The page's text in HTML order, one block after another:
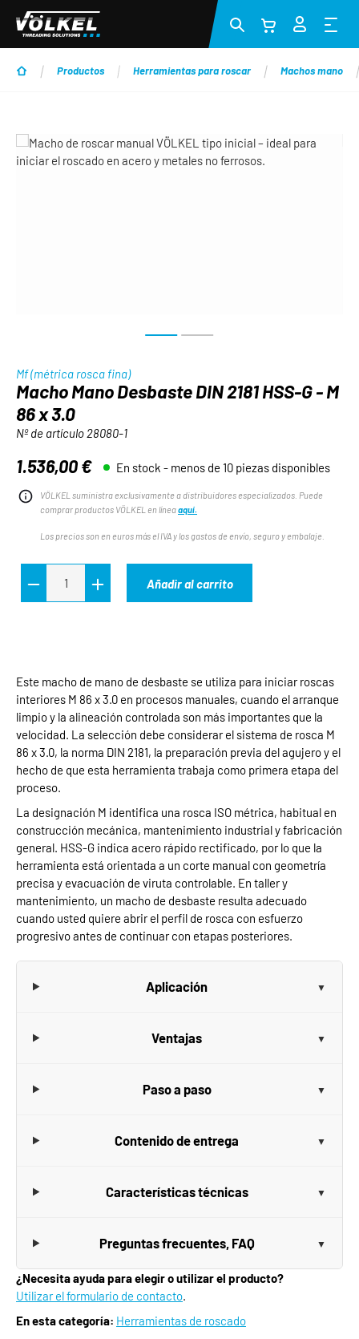
Saltar al contenido principal
Productos Herramientas para roscar Machos mano
Omitir galería de imágenes
Mf (métrica rosca fina)
Macho Mano Desbaste DIN 2181 HSS-G - M
86 x 3.0
Nº de artículo 28080-1
Precio normal:
1.536,00 € En stock - menos de 10 piezas disponibles
VÖLKEL suministra exclusivamente a distribuidores especializados. Puede
comprar productos VÖLKEL en líneaaquí.
Los precios son en euros más el IVA y los gastos de envío, seguro y embalaje.
Añadir al carrito
Este macho de mano de desbaste se utiliza para iniciar roscas
interiores M 86 x 3.0 en procesos manuales, cuando el arranque
limpio y la alineación controlada son más importantes que la
velocidad. La selección debe considerar el sistema de rosca M
86 x 3.0, la norma DIN 2181, la preparación previa del agujero y el
hecho de que esta herramienta trabaja como primera etapa del
proceso.
La designación M identifica una rosca ISO métrica, habitual en
construcción mecánica, mantenimiento industrial y fabricación
general. HSS-G indica acero rápido rectificado, por lo que la
herramienta está orientada a un corte manual con geometría
precisa y evacuación de viruta controlable. En taller y
mantenimiento, un macho de desbaste resulta adecuado
cuando usted quiere abrir el perfil de rosca con esfuerzo
progresivo antes de continuar con etapas posteriores.
Aplicación
Ventajas
Paso a paso
Contenido de entrega
Características técnicas
Preguntas frecuentes, FAQ
¿Necesita ayuda para elegir o utilizar el producto?
Utilizar el formulario de contacto.
En esta categoría: Herramientas de roscado